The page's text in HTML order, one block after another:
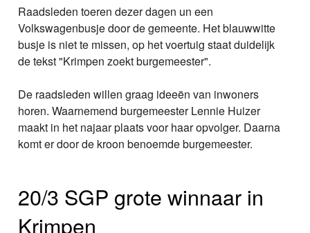
Raadsleden toeren dezer dagen un een
Volkswagenbusje door de gemeente. Het blauwwitte
busje is niet te missen, op het voertuig staat duidelijk
de tekst "Krimpen zoekt burgemeester".
De raadsleden willen graag ideeën van inwoners
horen. Waarnemend burgemeester Lennie Huizer
maakt in het najaar plaats voor haar opvolger. Daarna
komt er door de kroon benoemde burgemeester.
20/3 SGP grote winnaar in
Krimpen